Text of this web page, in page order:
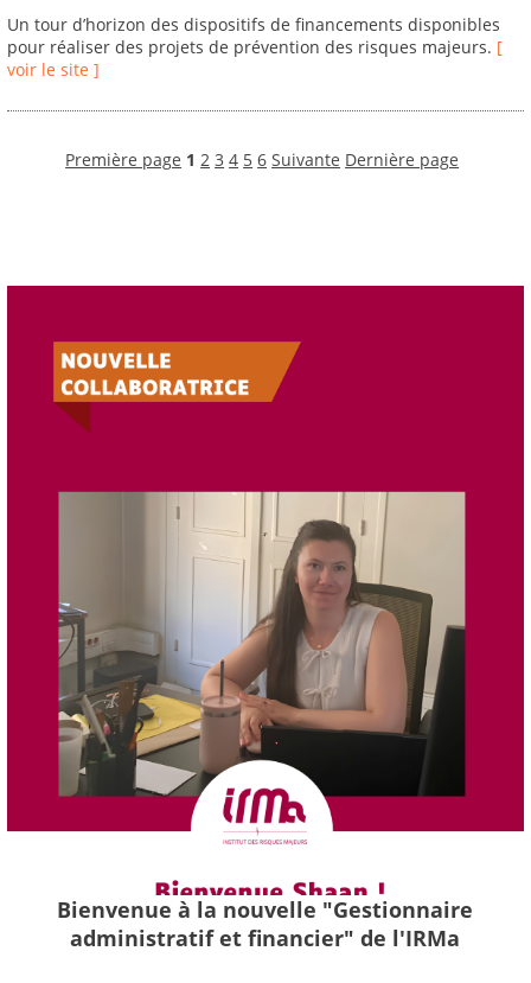
Un tour d’horizon des dispositifs de financements disponibles
pour réaliser des projets de prévention des risques majeurs. [
voir le site ]
Première page 1 2 3 4 5 6 Suivante Dernière page
Bienvenue à la nouvelle "Gestionnaire
administratif et financier" de l'IRMa